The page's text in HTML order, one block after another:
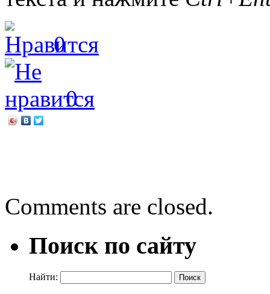
0
0
Comments are closed.
Поиск по сайту
Найти: